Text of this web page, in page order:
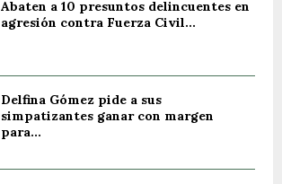
Abaten a 10 presuntos delincuentes en
agresión contra Fuerza Civil...
Delfina Gómez pide a sus
simpatizantes ganar con margen
para...